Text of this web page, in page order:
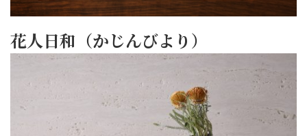
花人日和（かじんびより）